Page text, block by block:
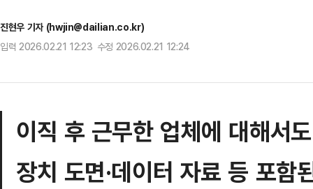
진현우 기자 (hwjin@dailian.co.kr)
입력 2026.02.21 12:23 수정 2026.02.21 12:24
이직 후 근무한 업체에 대해서
장치 도면·데이터 자료 등 포함